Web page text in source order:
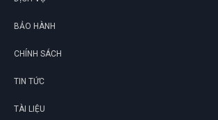
BẢO HÀNH
CHÍNH SÁCH
TIN TỨC
TÀI LIỆU